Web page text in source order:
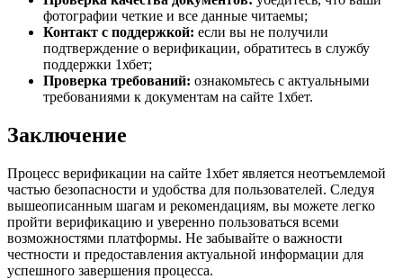
фотографии четкие и все данные читаемы;
Контакт с поддержкой: если вы не получили
подтверждение о верификации, обратитесь в службу
поддержки 1хбет;
Проверка требований: ознакомьтесь с актуальными
требованиями к документам на сайте 1хбет.
Заключение
Процесс верификации на сайте 1хбет является неотъемлемой
частью безопасности и удобства для пользователей. Следуя
вышеописанным шагам и рекомендациям, вы можете легко
пройти верификацию и уверенно пользоваться всеми
возможностями платформы. Не забывайте о важности
честности и предоставления актуальной информации для
успешного завершения процесса.